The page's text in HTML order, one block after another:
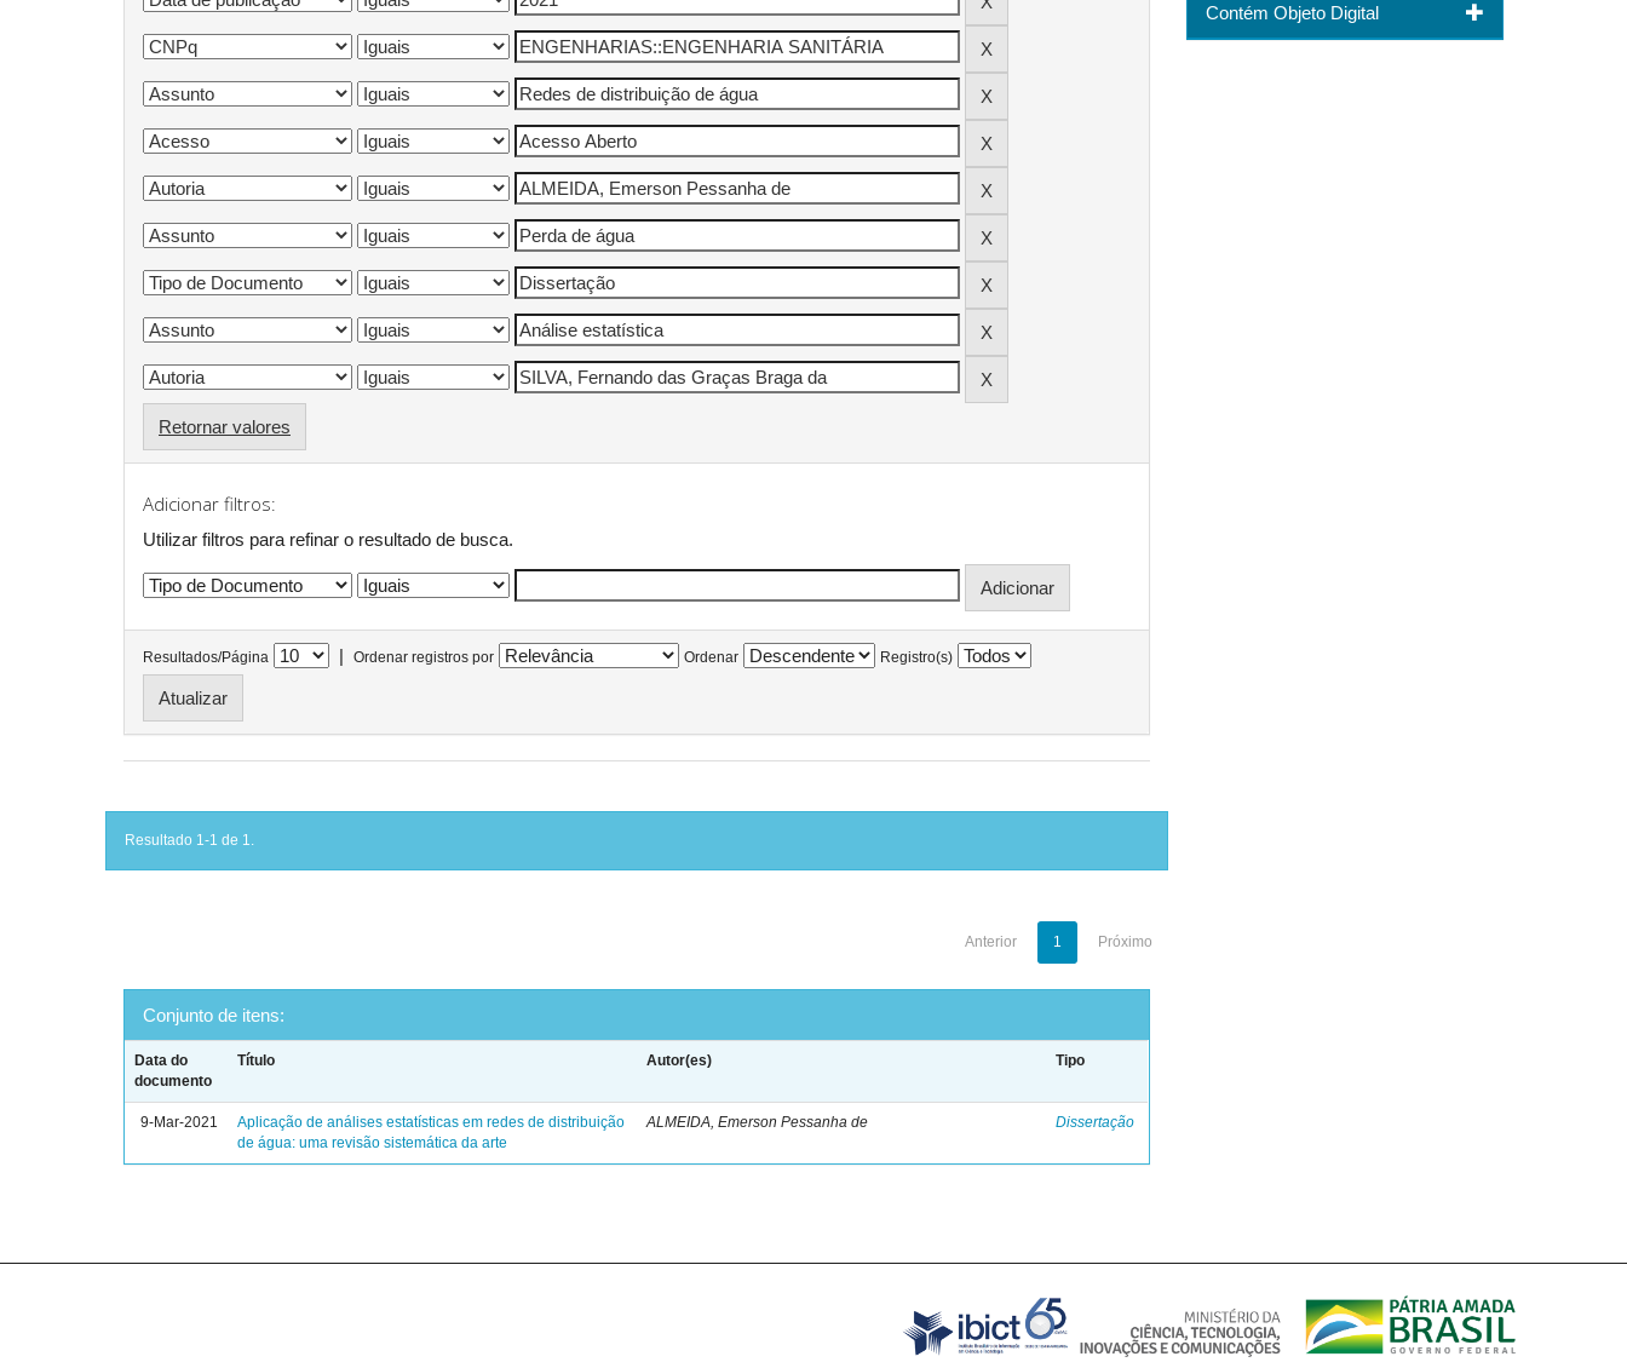
Retornar valores
Adicionar filtros:
Utilizar filtros para refinar o resultado de busca.
Resultados/Página | Ordenar registros por Ordenar Registro(s)
Resultado 1-1 de 1.
Anterior 1 Próximo
Conjunto de itens:
Data do
documento
Título Autor(es) Tipo
9-Mar-2021
Aplicação de análises estatísticas em redes de distribuição
de água: uma revisão sistemática da arte
ALMEIDA, Emerson Pessanha de Dissertação
Contém Objeto Digital